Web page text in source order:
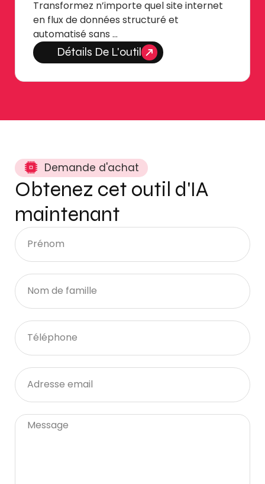
Transformez n’importe quel site internet
en flux de données structuré et
automatisé sans …
Détails De L'outil
Demande d'achat
Obtenez cet outil d'IA
maintenant